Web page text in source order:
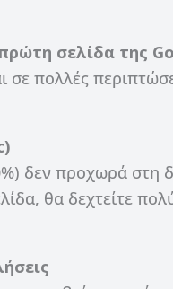
σελίδα της
σε πολλές
δεν προχωρά στη
θα δεχτείτε